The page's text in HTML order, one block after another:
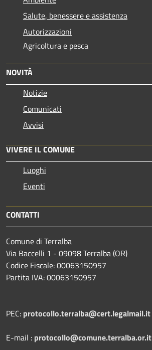
Salute, benessere e assistenza
Autorizzazioni
Agricoltura e pesca
NOVITÀ
Notizie
Comunicati
Avvisi
VIVERE IL COMUNE
Luoghi
Eventi
CONTATTI
Comune di Terralba
Via Baccelli 1 - 09098 Terralba (OR)
Codice Fiscale: 00063150957
Partita IVA: 00063150957
PEC: protocollo.terralba@cert.legalmail.it
E-mail : protocollo@comune.terralba.or.it